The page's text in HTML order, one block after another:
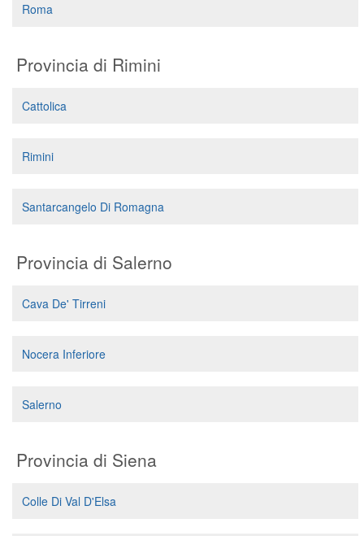
Roma
Provincia di Rimini
Cattolica
Rimini
Santarcangelo Di Romagna
Provincia di Salerno
Cava De' Tirreni
Nocera Inferiore
Salerno
Provincia di Siena
Colle Di Val D'Elsa